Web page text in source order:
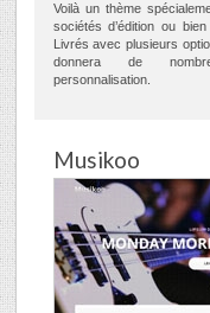
Voilà un thème
sociétés d’édition ou
Livrés avec plusieurs
donnera de
personnalisation.
Musikoo